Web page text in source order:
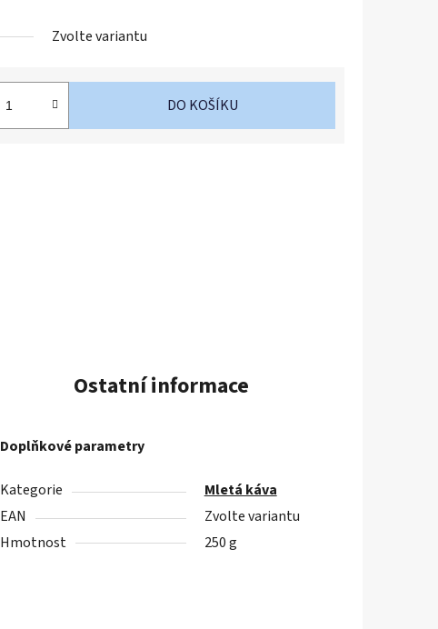
Zvolte variantu
DO KOŠÍKU
Ostatní informace
Doplňkové parametry
Kategorie
Mletá káva
EAN
Zvolte variantu
Hmotnost
250 g